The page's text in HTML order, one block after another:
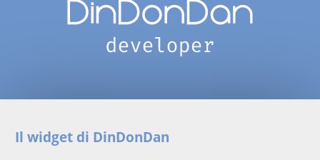
Il widget di DinDonDan